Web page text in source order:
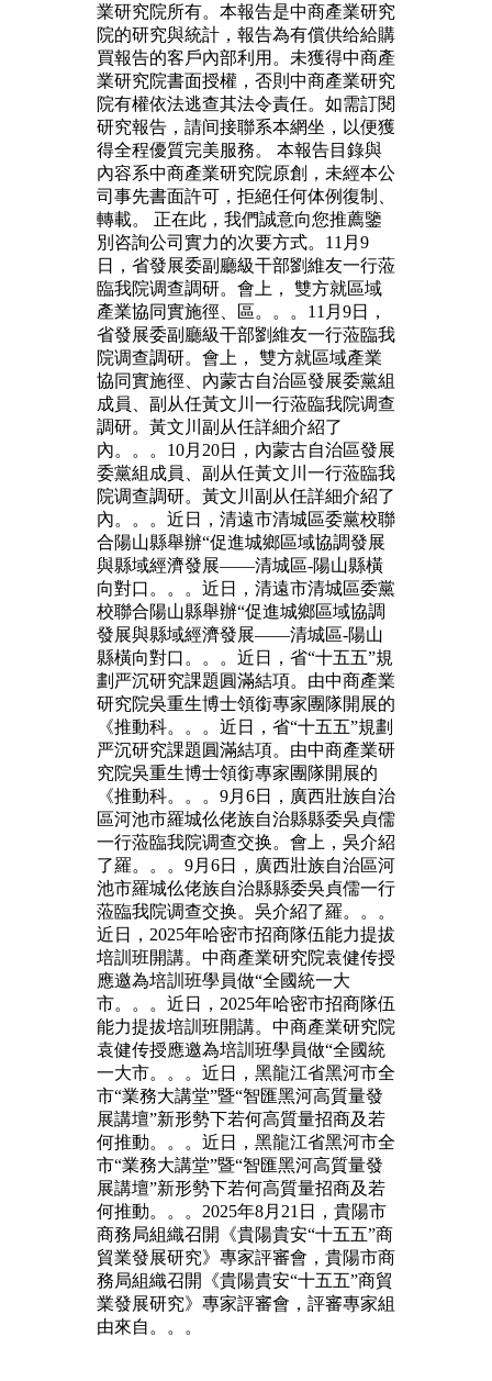
業研究院所有。本報告是中商產業研究
院的研究與統計，報告為有償供给給購
買報告的客戶內部利用。未獲得中商產
業研究院書面授權，否則中商產業研究
院有權依法逃查其法令責任。如需訂閱
研究報告，請间接聯系本網坐，以便獲
得全程優質完美服務。 本報告目錄與
內容系中商產業研究院原創，未經本公
司事先書面許可，拒絕任何体例復制、
轉載。 正在此，我們誠意向您推薦鑒
別咨詢公司實力的次要方式。11月9
日，省發展委副廳級干部劉維友一行蒞
臨我院调查調研。會上， 雙方就區域
產業協同實施徑、區。。。11月9日，
省發展委副廳級干部劉維友一行蒞臨我
院调查調研。會上， 雙方就區域產業
協同實施徑、內蒙古自治區發展委黨組
成員、副从任黃文川一行蒞臨我院调查
調研。黃文川副从任詳細介紹了
內。。。10月20日，內蒙古自治區發展
委黨組成員、副从任黃文川一行蒞臨我
院调查調研。黃文川副从任詳細介紹了
內。。。近日，清遠市清城區委黨校聯
合陽山縣舉辦“促進城鄉區域協調發展
與縣域經濟發展——清城區-陽山縣橫
向對口。。。近日，清遠市清城區委黨
校聯合陽山縣舉辦“促進城鄉區域協調
發展與縣域經濟發展——清城區-陽山
縣橫向對口。。。近日，省“十五五”規
劃严沉研究課題圓滿結項。由中商產業
研究院吳重生博士領銜專家團隊開展的
《推動科。。。近日，省“十五五”規劃
严沉研究課題圓滿結項。由中商產業研
究院吳重生博士領銜專家團隊開展的
《推動科。。。9月6日，廣西壯族自治
區河池市羅城仫佬族自治縣縣委吳貞儒
一行蒞臨我院调查交换。會上，吳介紹
了羅。。。9月6日，廣西壯族自治區河
池市羅城仫佬族自治縣縣委吳貞儒一行
蒞臨我院调查交换。吳介紹了羅。。。
近日，2025年哈密市招商隊伍能力提拔
培訓班開講。中商產業研究院袁健传授
應邀為培訓班學員做“全國統一大
市。。。近日，2025年哈密市招商隊伍
能力提拔培訓班開講。中商產業研究院
袁健传授應邀為培訓班學員做“全國統
一大市。。。近日，黑龍江省黑河市全
市“業務大講堂”暨“智匯黑河高質量發
展講壇”新形勢下若何高質量招商及若
何推動。。。近日，黑龍江省黑河市全
市“業務大講堂”暨“智匯黑河高質量發
展講壇”新形勢下若何高質量招商及若
何推動。。。2025年8月21日，貴陽市
商務局組織召開《貴陽貴安“十五五”商
貿業發展研究》專家評審會，貴陽市商
務局組織召開《貴陽貴安“十五五”商貿
業發展研究》專家評審會，評審專家組
由來自。。。